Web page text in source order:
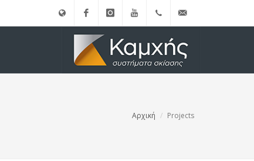
FacebookinstagramYoutube (+30)
210.3455761
info@kamxis.gr
Αρχική Projects